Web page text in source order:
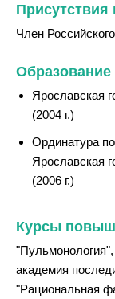
Присутствия
Член
Образование
Ярославская
(2004 г.)
Ординатура
Ярославская
(2006 г.)
Курсы
академия
"Рациональная